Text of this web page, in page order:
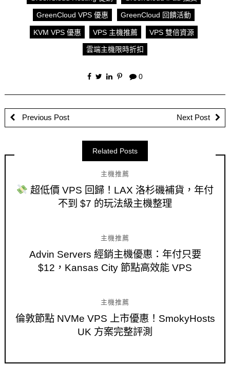
GreenCloud VPS 優惠 GreenCloud 回饋活動
KVM VPS 優惠 VPS 主機推薦 VPS 雙倍資源
雲端主機限時折扣
0
Previous Post Next Post
Related Posts
主機推薦
超低價 VPS 回歸！LAX 洛杉磯補貨，年付
不到 $7 的玩法級主機整理
主機推薦
Advin Servers 經銷主機優惠：年付只要
$12，Kansas City 節點高效能 VPS
主機推薦
倫敦節點 NVMe VPS 上市優惠！SmokyHosts
UK 方案完整評測